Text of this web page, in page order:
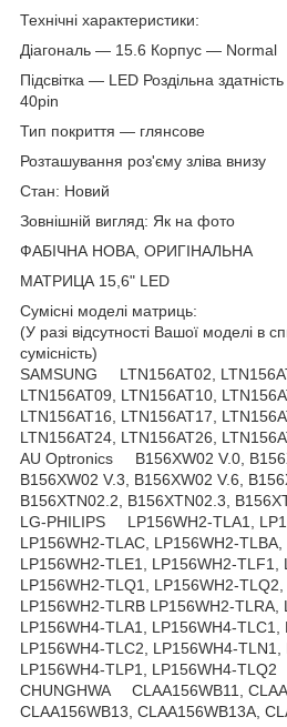
Технічні характеристики:
Діагональ — 15.6 Корпус — Normal
Підсвітка — LED Роздільна
40pin
Тип покриття — глянсове
Розташування роз'єму зліва внизу
Стан: Новий
Зовнішній вигляд: Як на фото
ФАБІЧНА НОВА, ОРИГІНАЛЬНА
МАТРИЦА 15,6" LED
Сумісні моделі матриць:
(У разі відсутності Вашої моделі в
сумісність)
SAMSUNG LTN156AT02,
LTN156AT09, LTN156AT10,
LTN156AT16, LTN156AT17,
LTN156AT24, LTN156AT26,
AU Optronics B156XW02 V.0,
B156XW02 V.3, B156XW02 V.6,
B156XTN02.2, B156XTN02.3,
LG-PHILIPS LP156WH2-TLA1,
LP156WH2-TLAC, LP156WH2-TLBA,
LP156WH2-TLE1, LP156WH2-TLF1,
LP156WH2-TLQ1, LP156WH2-TLQ2,
LP156WH2-TLRB LP156WH2-TLRA,
LP156WH4-TLA1, LP156WH4-TLC1,
LP156WH4-TLC2, LP156WH4-TLN1,
LP156WH4-TLP1, LP156WH4-TLQ2
CHUNGHWA CLAA156WB11,
CLAA156WB13, CLAA156WB13A,